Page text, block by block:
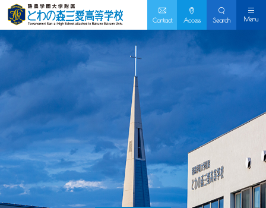
Contact Access Search Menu